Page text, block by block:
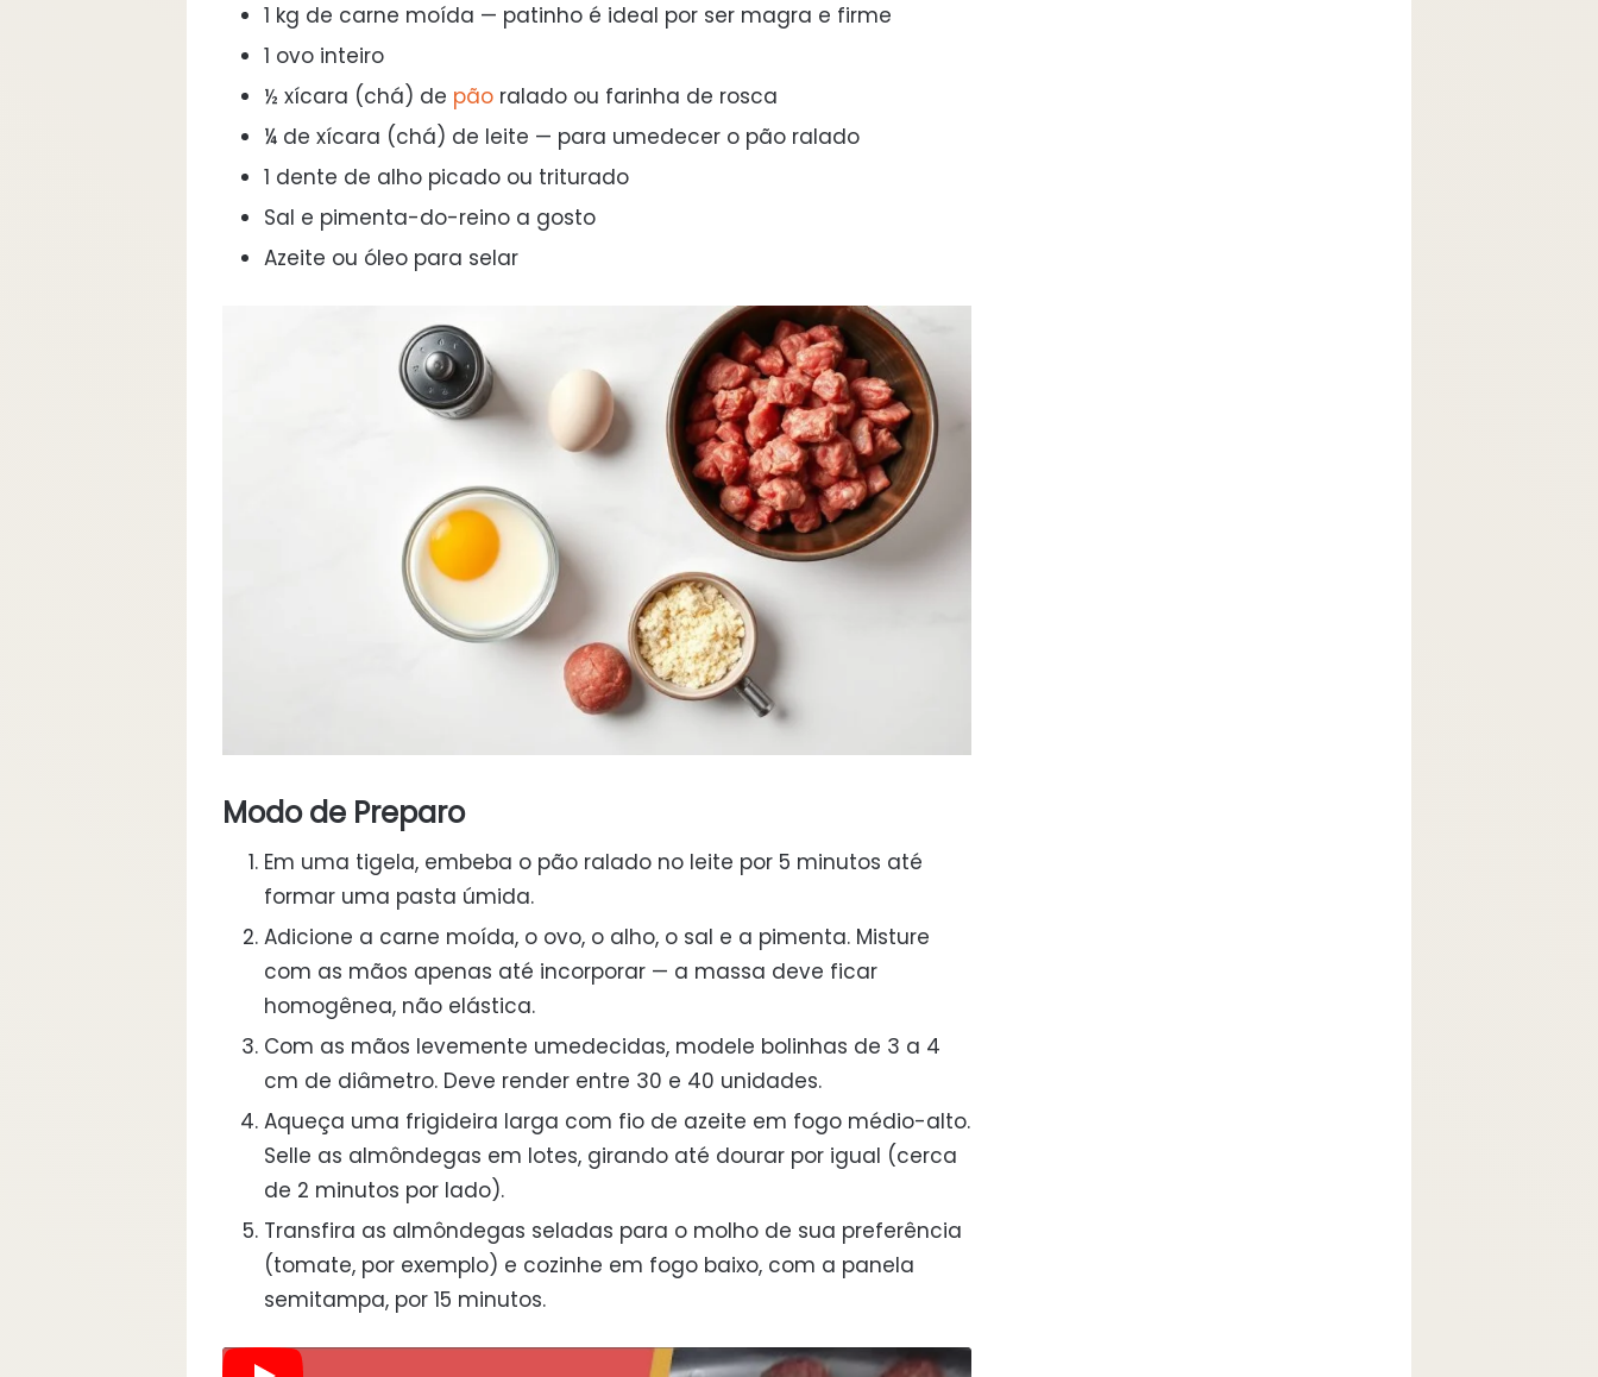
1 kg de carne moída — patinho é ideal por ser magra e firme
1 ovo inteiro
½ xícara (chá) de pão ralado ou farinha de rosca
¼ de xícara (chá) de leite — para umedecer o pão ralado
1 dente de alho picado ou triturado
Sal e pimenta-do-reino a gosto
Azeite ou óleo para selar
Modo de Preparo
Em uma tigela, embeba o pão ralado no leite por 5 minutos até
formar uma pasta úmida.
Adicione a carne moída, o ovo, o alho, o sal e a pimenta. Misture
com as mãos apenas até incorporar — a massa deve ficar
homogênea, não elástica.
Com as mãos levemente umedecidas, modele bolinhas de 3 a 4
cm de diâmetro. Deve render entre 30 e 40 unidades.
Aqueça uma frigideira larga com fio de azeite em fogo médio-alto.
Selle as almôndegas em lotes, girando até dourar por igual (cerca
de 2 minutos por lado).
Transfira as almôndegas seladas para o molho de sua preferência
(tomate, por exemplo) e cozinhe em fogo baixo, com a panela
semitampa, por 15 minutos.